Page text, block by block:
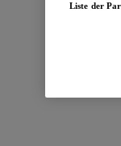
Liste der